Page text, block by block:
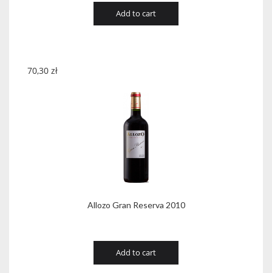
Add to cart
Allozo Gran Reserva 2010
70,30 zł
Add to cart